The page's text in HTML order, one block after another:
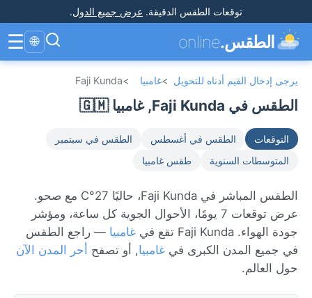
توقعات الطقس الدقيقة. عرض جميع الدول.
الطقس.online
🌐
☰
يرجى إدخال القيم أدناه للتحويل >غامبيا >
Faji Kunda
الطقس في Faji Kunda, غامبيا 🇬🇲
التوقعات الطقس في أغسطس
الطقس في سبتمبر
المتوسطات السنوية
طقس غامبيا
الطقس المباشر في Faji Kunda، حاليًا 27°C مع صحو.
عرض توقعات 7 يومًا، الأحوال الجوية كل ساعة، ومؤشر
جودة الهواء. Faji Kunda تقع في
غامبيا — راجع الطقس
في جميع المدن الكبرى في غامبيا, أو تصفح أحر المدن الآن
حول العالم.